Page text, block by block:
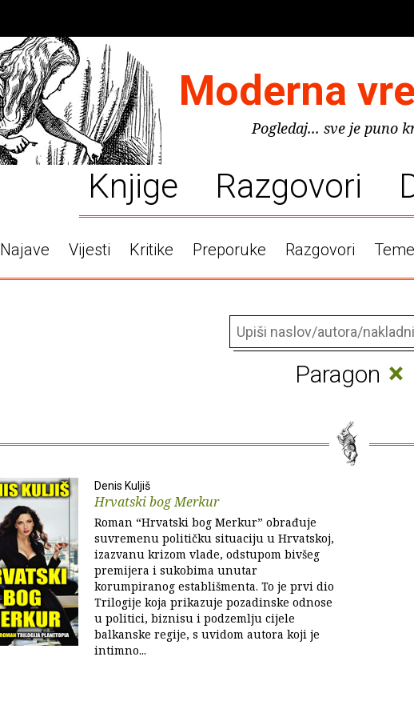
Moderna
Pogledaj... sve je puno
Knjige Razgovori
Najave Vijesti Kritike Preporuke Razgovori Teme
Paragon ×
Denis Kuljiš
Hrvatski bog Merkur
Roman “Hrvatski bog Merkur” obrađuje
suvremenu političku situaciju u Hrvatskoj,
izazvanu krizom vlade, odstupom bivšeg
premijera i sukobima unutar
korumpiranog establišmenta. To je prvi dio
Trilogije koja prikazuje pozadinske odnose
u politici, biznisu i podzemlju cijele
balkanske regije, s uvidom autora koji je
intimno...